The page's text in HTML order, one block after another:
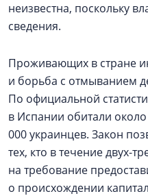
неизвестна, поскольку
сведения.
Проживающих в стране
и борьба с отмыванием
По официальной
в Испании обитали
000 украинцев. Закон
тех, кто в течение двух-
на требование
о происхождении